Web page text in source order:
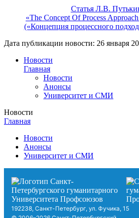
Статья Л.В.
«The Concept Of Process
(«Концепция процессного
Дата публикации новости: 26 января
Новости
Главная
Новости
Анонсы
Университет и СМИ
Новости
Главная
Новости
Анонсы
Университет и СМИ
192238, Санкт-Петербург, ул. Фучика, 15